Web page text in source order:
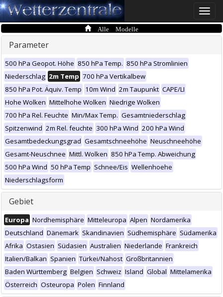
Toggle
Alle Modelle
Parameter
500 hPa Geopot. Höhe 850 hPa Temp. 850 hPa Stromlinien
Niederschlag 2m Temp 700 hPa Vertikalbew
850 hPa Pot. Äquiv. Temp 10m Wind 2m Taupunkt CAPE/LI
Hohe Wolken Mittelhohe Wolken Niedrige Wolken
700 hPa Rel. Feuchte Min/Max Temp. Gesamtniederschlag
Spitzenwind 2m Rel. feuchte 300 hPa Wind 200 hPa Wind
Gesamtbedeckungsgrad Gesamtschneehöhe Neuschneehöhe
Gesamt-Neuschnee Mittl. Wolken 850 hPa Temp. Abweichung
500 hPa Wind 50 hPa Temp Schnee/Eis Wellenhoehe
Niederschlagsform
Gebiet
Europa Nordhemisphäre Mitteleuropa Alpen Nordamerika
Deutschland Dänemark Skandinavien Südhemisphäre Südamerika
Afrika Ostasien Südasien Australien Niederlande Frankreich
Italien/Balkan Spanien Türkei/Nahost Großbritannien
Baden Württemberg Belgien Schweiz Island Global Mittelamerika
Österreich Osteuropa Polen Finnland